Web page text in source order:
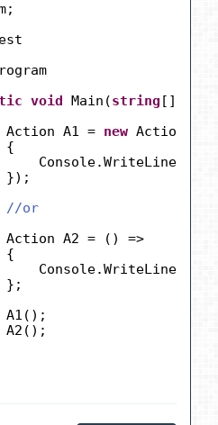
void Main(string []
Action A1 = new Action(()
{
Console.WriteLine(
});
//or
Action A2 = () =>
{
Console.WriteLine(
};
A1();
A2();